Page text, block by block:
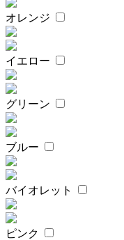
オレンジ
イエロー
グリーン
ブルー
バイオレット
ピンク